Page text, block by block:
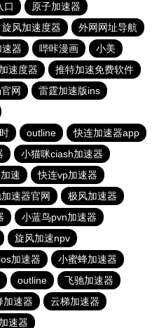
口
原子加速器
旋风加速度器
外网网址导航
器 哔咔漫画
小美
速度器
推特加速免费软件
网
雷霆加速版ins
outline
快连加速器app
小猫咪ciash加速器
速
快连vp加速器
速器官网
极风加速器
小蓝鸟pvn加速器
旋风加速npv
ios加速器
小蜜蜂加速器
outline
飞驰加速器
加速器
云梯加速器
速器